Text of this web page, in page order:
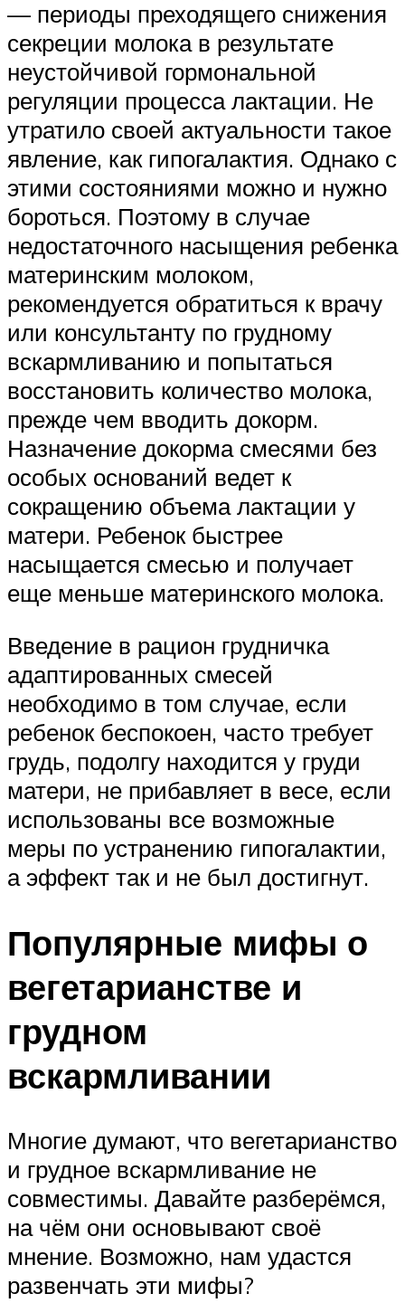
— периоды преходящего снижения
секреции молока в результате
неустойчивой гормональной
регуляции процесса лактации. Не
утратило своей актуальности такое
явление, как гипогалактия. Однако с
этими состояниями можно и нужно
бороться. Поэтому в случае
недостаточного насыщения ребенка
материнским молоком,
рекомендуется обратиться к врачу
или консультанту по грудному
вскармливанию и попытаться
восстановить количество молока,
прежде чем вводить докорм.
Назначение докорма смесями без
особых оснований ведет к
сокращению объема лактации у
матери. Ребенок быстрее
насыщается смесью и получает
еще меньше материнского молока.
Введение в рацион грудничка
адаптированных смесей
необходимо в том случае, если
ребенок беспокоен, часто требует
грудь, подолгу находится у груди
матери, не прибавляет в весе, если
использованы все возможные
меры по устранению гипогалактии,
а эффект так и не был достигнут.
Популярные мифы о
вегетарианстве и
грудном
вскармливании
Многие думают, что вегетарианство
и грудное вскармливание не
совместимы. Давайте разберёмся,
на чём они основывают своё
мнение. Возможно, нам удастся
развенчать эти мифы?